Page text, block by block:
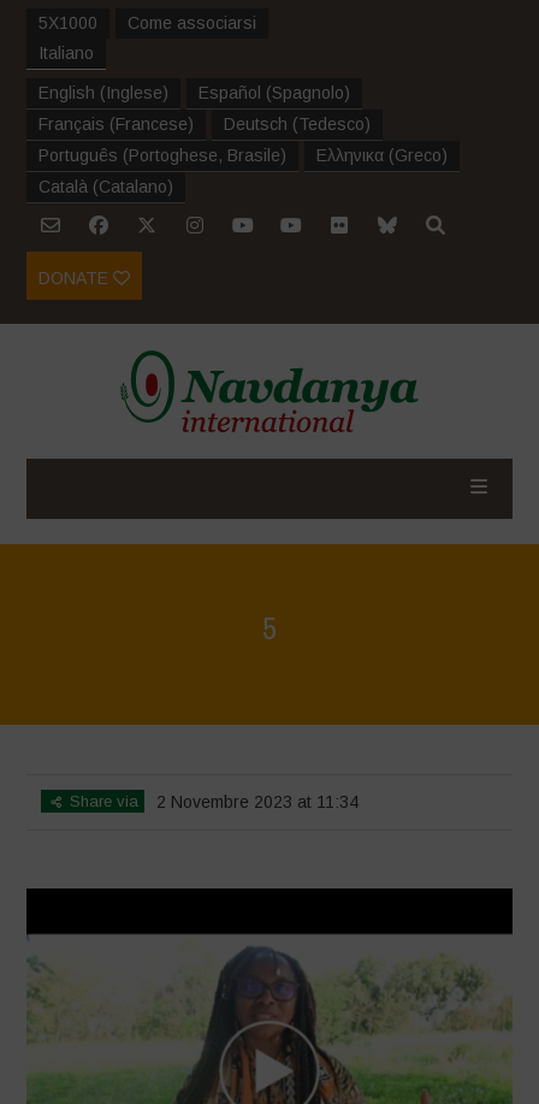
5X1000
Come associarsi
Italiano
English (Inglese) Español (Spagnolo)
Français (Francese) Deutsch (Tedesco)
Português (Portoghese, Brasile) Ελληνικα (Greco)
Català (Catalano)
DONATE
5
Share via 2 Novembre 2023 at 11:34